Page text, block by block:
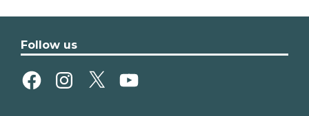
Follow us
FacebookInstagram
X YouTube